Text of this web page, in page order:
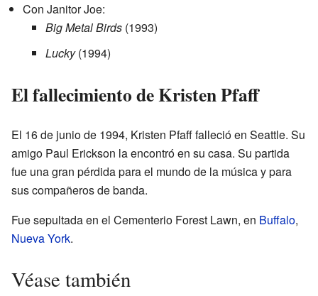
Con Janitor Joe:
Big Metal Birds (1993)
Lucky(1994)
El fallecimiento de Kristen Pfaff
El 16 de junio de 1994, Kristen Pfaff falleció en Seattle. Su
amigo Paul Erickson la encontró en su casa. Su partida
fue una gran pérdida para el mundo de la música y para
sus compañeros de banda.
Fue sepultada en el Cementerio Forest Lawn, en Buffalo,
Nueva York.
Véase también